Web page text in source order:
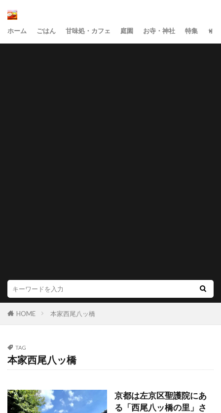
ホーム ごはん 甘味処・カフェ 庭園 お寺・神社 特集 サ
HOME 本家西尾八ッ橋
TAG
本家西尾八ッ橋
京都は左京区聖護院にあ
る「西尾八ッ橋の里」さ